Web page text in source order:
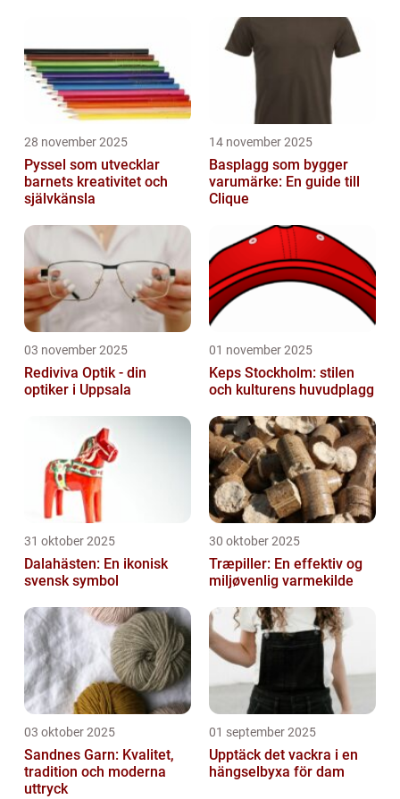
28 november 2025
Pyssel som utvecklar
barnets kreativitet och
självkänsla
14 november 2025
Basplagg som bygger
varumärke: En guide till
Clique
03 november 2025
Rediviva Optik - din
optiker i Uppsala
01 november 2025
Keps Stockholm: stilen
och kulturens huvudplagg
31 oktober 2025
Dalahästen: En ikonisk
svensk symbol
30 oktober 2025
Træpiller: En effektiv og
miljøvenlig varmekilde
03 oktober 2025
Sandnes Garn: Kvalitet,
tradition och moderna
uttryck
01 september 2025
Upptäck det vackra i en
hängselbyxa för dam